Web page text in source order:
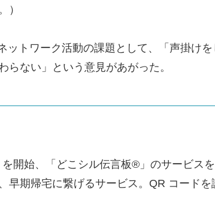
）
トワーク活動の課題として、「声掛け
ない」という意見があがった。
開始、「どこシル伝言板®」のサービス
期帰宅に繋げるサービス。QR コード